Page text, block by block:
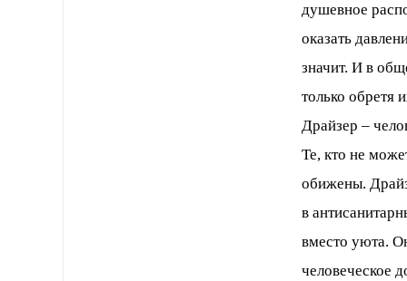
душевное
оказать
значит. И в
только обретя
Драйзер –
Те, кто не
обижены.
в
вместо уюта.
человеческое